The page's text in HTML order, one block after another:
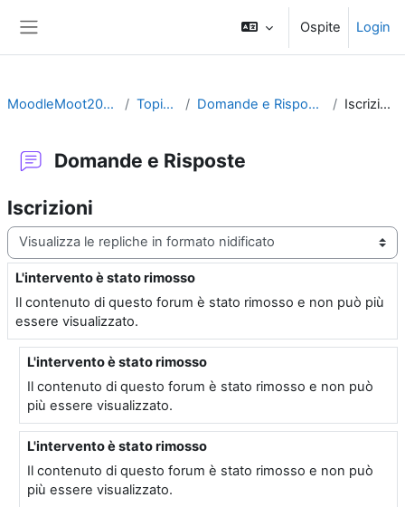
Ospite Login
MoodleMoot2009 Topic 1 Domande e Risposte Iscrizioni
Domande e Risposte
Iscrizioni
Modalità visualizzazione
L'intervento è stato rimosso
Numero di risposte: 2
Il contenuto di questo forum è stato rimosso e non può più
essere visualizzato.
In riposta a Utente eliminato
L'intervento è stato rimosso
Il contenuto di questo forum è stato rimosso e non può
più essere visualizzato.
In riposta a Utente eliminato
L'intervento è stato rimosso
Il contenuto di questo forum è stato rimosso e non può
più essere visualizzato.